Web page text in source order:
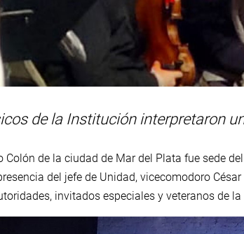
de la Institución interpretaron
Colón de la ciudad de Mar del Plata fue sede
del jefe de Unidad, vicecomodoro
invitados especiales y veteranos de la